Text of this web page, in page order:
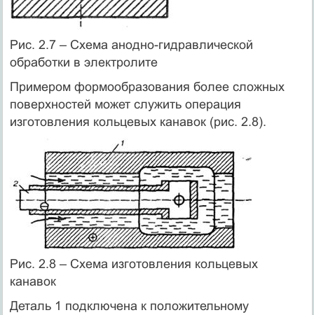
Рис. 2.7 – Схема анодно-гидравлической
обработки в электролите
Примером формообразования более сложных
поверхностей может служить операция
изготовления кольцевых канавок (рис. 2.8).
Рис. 2.8 – Схема изготовления кольцевых
канавок
Деталь 1 подключена к положительному